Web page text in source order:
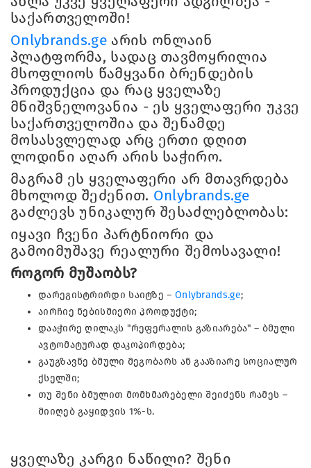
საქართველოში!
Onlybrands.geარის ონლაინ
პლატფორმა, სადაც თავმოყრილია
მსოფლიოს წამყვანი ბრენდების
პროდუქცია და რაც ყველაზე
მნიშვნელოვანია - ეს ყველაფერი უკვე
საქართველოშია და შენამდე
მოსასვლელად არც ერთი დღით
ლოდინი აღარ არის საჭირო.
მაგრამ ეს ყველაფერი არ მთავრდება
მხოლოდ შეძენით. Onlybrands.ge
გაძლევს უნიკალურ შესაძლებლობას:
იყავი ჩვენი პარტნიორი და
გამოიმუშავე რეალური შემოსავალი!
როგორ მუშაობს?
დარეგისტრირდი საიტზე – Onlybrands.ge;
აირჩიე ნებისმიერი პროდუქტი;
დააჭირე ღილაკს "რეფერალის გაზიარება" – ბმული
ავტომატურად დაკოპირდება;
გაუგზავნე ბმული მეგობარს ან გააზიარე სოციალურ
ქსელში;
თუ შენი ბმულით მომხმარებელი შეიძენს რამეს –
მიიღებ გაყიდვის 1%-ს.
ყველაზე კარგი ნაწილი? შენი